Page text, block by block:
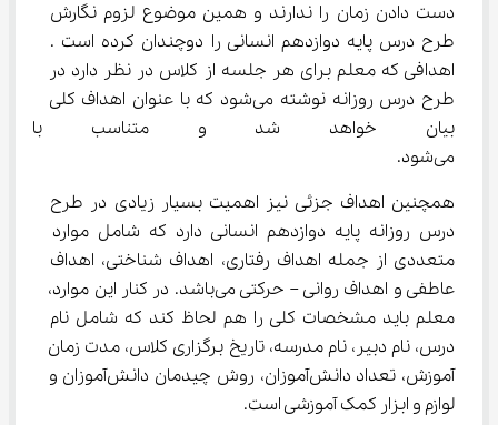
دست دادن زمان را ندارند و همین موضوع لزوم نگارش
طرح درس پایه دوازدهم انسانی را دوچندان کرده است .
اهدافی که معلم برای هر جلسه از کلاس در نظر دارد در
طرح درس روزانه نوشته می‌شود که با عنوان اهداف کلی
بیان خواهد شد و متناسب با
می‌شود.
همچنین اهداف جزئی نیز اهمیت بسیار زیادی در طرح
درس روزانه پایه دوازدهم انسانی دارد که شامل موارد
متعددی از جمله اهداف رفتاری، اهداف شناختی، اهداف
عاطفی و اهداف روانی – حرکتی می‌باشد. در کنار این موارد،
معلم باید مشخصات کلی را هم لحاظ کند که شامل نام
درس، نام دبیر، نام مدرسه، تاریخ برگزاری کلاس، مدت زمان
آموزش، تعداد دانش‌آموزان، روش چیدمان دانش‌آموزان و
لوازم و ابزار کمک آموزشی است.